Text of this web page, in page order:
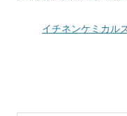
イチネンケミカル